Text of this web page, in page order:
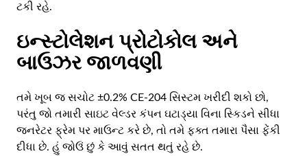
ટકી રહે.
ઇન્સ્ટોલેશન પ્રોટોકોલ અને
બાઉઝર જાળવણી
તમે ખૂબ જ સચોટ ±0.2% CE-204 સિસ્ટમ ખરીદી શકો છો,
પરંતુ જો તમારી સાઇટ વેલ્ડર કંપન ઘટાડ્યા વિના સ્કિડને સીધા
જનરેટર ફ્રેમ પર માઉન્ટ કરે છે, તો તમે ફક્ત તમારા પૈસા ફેંકી
દીધા છે. હું જોઉં છું કે આવું સતત થતું રહે છે.